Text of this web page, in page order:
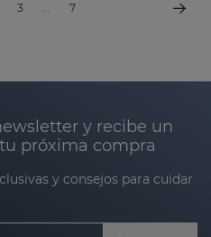
3 ... 7
y recibe un
próxima compra
y consejos para cuidar